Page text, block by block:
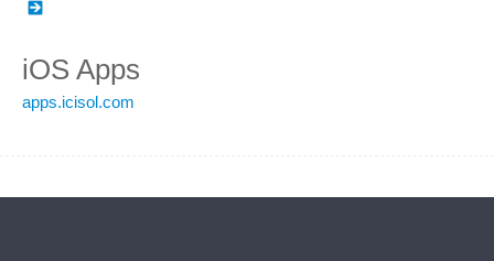
iOS Apps
apps.icisol.com